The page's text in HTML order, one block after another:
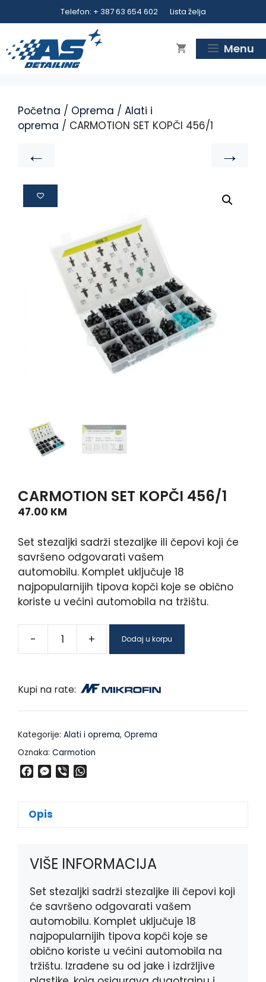
Telefon: + 387 63 654 602 Lista želja
Menu
Početna / Oprema / Alati i
oprema / CARMOTION SET KOPČI 456/1
← →
CARMOTION SET KOPČI 456/1
47.00 KM
Set stezaljki sadrži stezaljke ili čepovi koji će
savršeno odgovarati vašem
automobilu. Komplet uključuje 18
najpopularnijih tipova kopči koje se obično
koriste u većini automobila na tržištu.
- + Dodaj u korpu
Kupi na rate:
Kategorije: Alati i oprema, Oprema
Oznaka: Carmotion
e
b
k
M
s
e
p
Opis
VIŠE INFORMACIJA
Set stezaljki sadrži stezaljke ili čepovi koji
će savršeno odgovarati vašem
automobilu. Komplet uključuje 18
najpopularnijih tipova kopči koje se
obično koriste u većini automobila na
tržištu. Izrađene su od jake i izdržljive